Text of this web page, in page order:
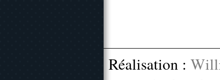
Réalisation :